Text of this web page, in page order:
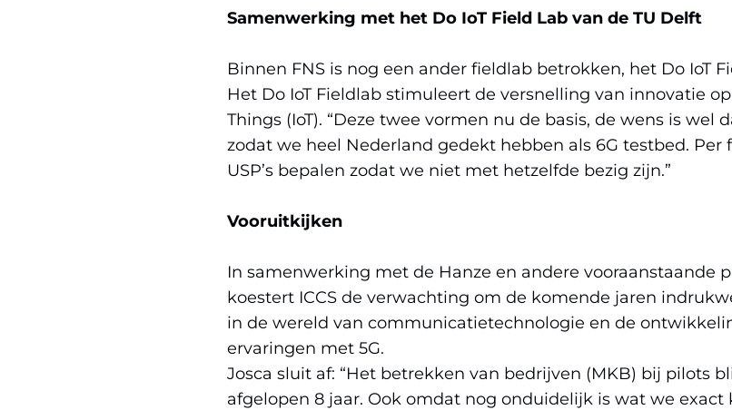
Samenwerking met het Do IoT Field Lab van de TU Delft
Binnen FNS is nog een ander fieldlab betrokken, het Do IoT
Het Do IoT Fieldlab stimuleert de versnelling van innovatie
Things (IoT). “Deze twee vormen nu de basis, de wens is wel
zodat we heel Nederland gedekt hebben als 6G testbed.
USP’s bepalen zodat we niet met hetzelfde bezig zijn.”
Vooruitkijken
In samenwerking met de Hanze en andere vooraanstaande
koestert ICCS de verwachting om de komende jaren
in de wereld van communicatietechnologie en de
ervaringen met 5G.
Josca sluit af: “Het betrekken van bedrijven (MKB) bij pilots
afgelopen 8 jaar. Ook omdat nog onduidelijk is wat we exact